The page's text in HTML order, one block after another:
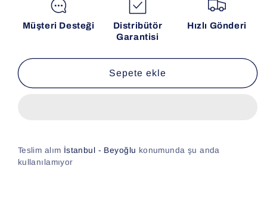
Müşteri Desteği
Distribütör
Garantisi
Hızlı Gönderi
Sepete ekle
Teslim alım İstanbul - Beyoğlu konumunda şu anda
kullanılamıyor